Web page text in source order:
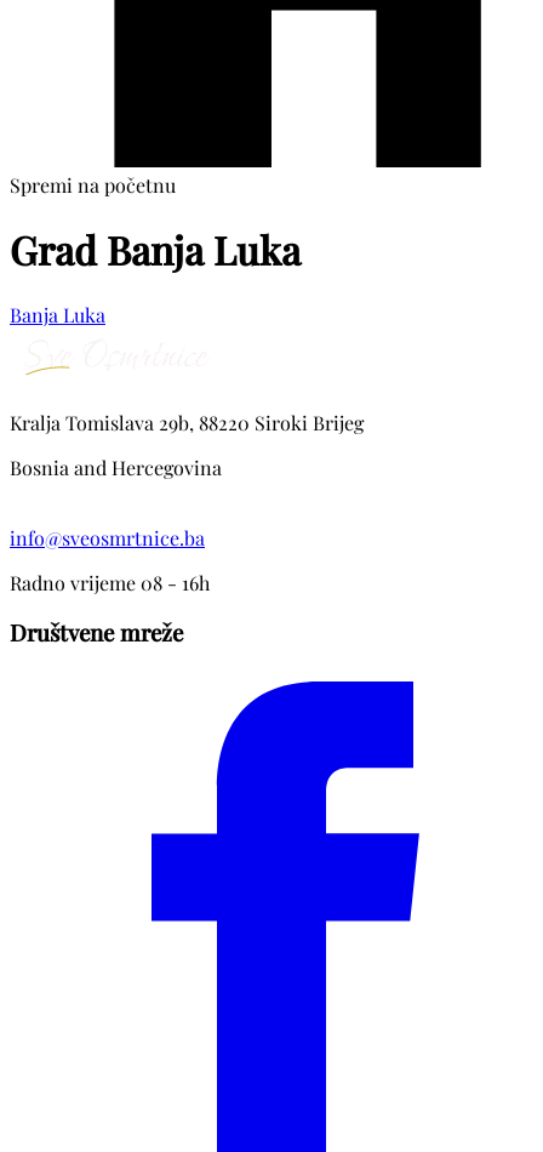
Spremi na početnu
Grad Banja Luka
Banja Luka
Kralja Tomislava 29b, 88220 Siroki Brijeg
Bosnia and Hercegovina
info@sveosmrtnice.ba
Radno vrijeme 08 - 16h
Društvene mreže